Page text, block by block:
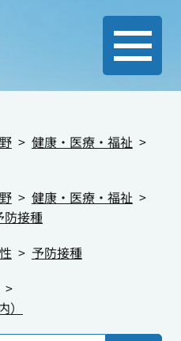
健康・医療・福祉
健康・医療・福祉
防接種
予防接種